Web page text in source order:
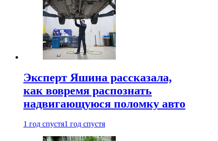
Эксперт Яшина рассказала,
как вовремя распознать
надвигающуюся поломку авто
1 год спустя1 год спустя